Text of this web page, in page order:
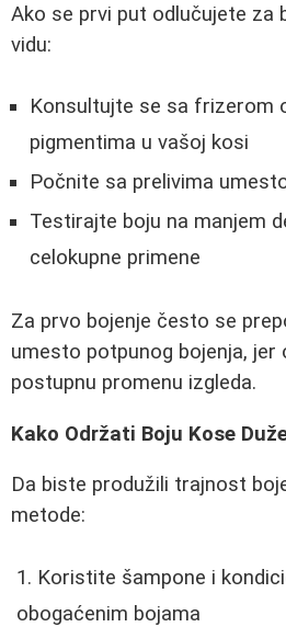
Ako se prvi put odlučujete za
vidu:
Konsultujte se sa frizerom
pigmentima u vašoj kosi
Počnite sa prelivima
Testirajte boju na manjem
celokupne primene
Za prvo bojenje često se
umesto potpunog bojenja, jer
postupnu promenu izgleda.
Kako Održati Boju Kose
Da biste produžili trajnost
metode:
Koristite šampone i
obogaćenim bojama